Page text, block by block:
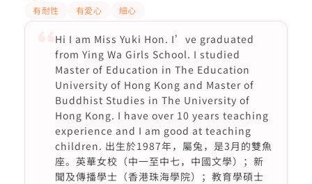
有耐性 有愛心 細心
Hi I am Miss Yuki Hon. I’ve graduated
from Ying Wa Girls School. I studied
Master of Education in The Education
University of Hong Kong and Master of
Buddhist Studies in The University of
Hong Kong. I have over 10 years teaching
experience and I am good at teaching
children. 出生於1987年，屬兔，是3月的雙魚
座。英華女校（中一至中七，中國文學）；新
聞及傳播學士（香港珠海學院）；教育學碩士